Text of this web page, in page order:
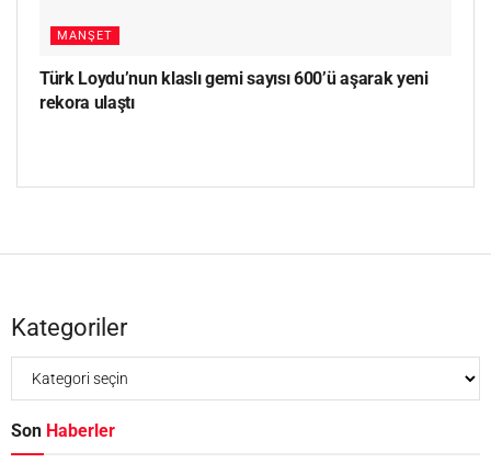
MANŞET
Türk Loydu’nun klaslı gemi sayısı 600’ü aşarak yeni
rekora ulaştı
Kategoriler
Son Haberler